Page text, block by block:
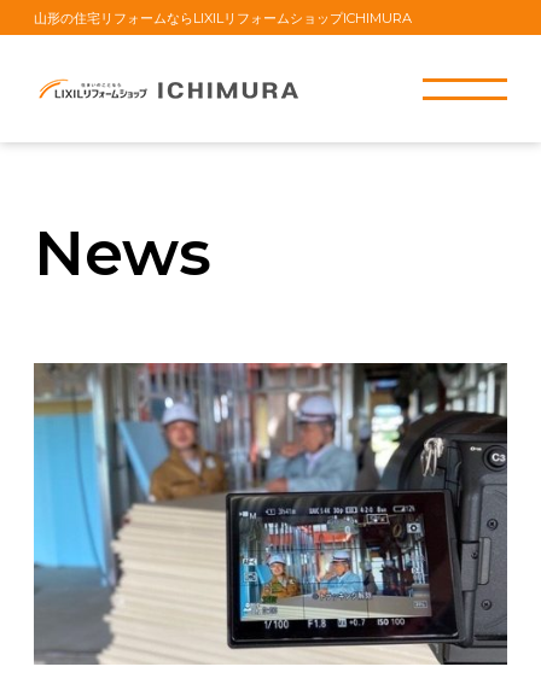
山形の住宅リフォームならLIXILリフォームショップICHIMURA
News